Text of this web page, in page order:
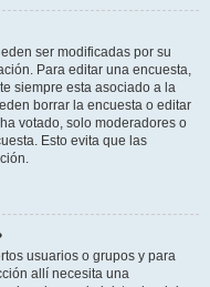
ser modificadas por su
Para editar una encuesta,
siempre esta asociado a la
borrar la encuesta o editar
votado, solo moderadores o
Esto evita que las
usuarios o grupos y para
allí necesita una